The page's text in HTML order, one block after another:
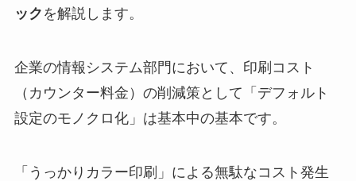
ック を解説します。
企業の情報システム部門において、印刷コスト
（カウンター料金）の削減策として「デフォルト
設定のモノクロ化」は基本中の基本です。
「うっかりカラー印刷」による無駄なコスト発生